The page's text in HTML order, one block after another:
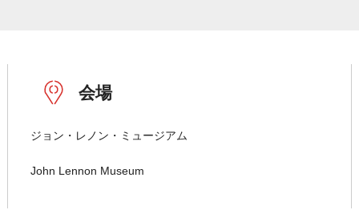
会場
ジョン・レノン・ミュージアム
John Lennon Museum